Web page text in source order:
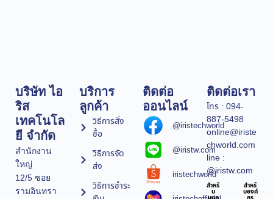
บริษัท ไอ
ริส
เทคโนโล
ยี จำกัด
สำนักงาน
ใหญ่
12/5 ซอย
รามอินทรา
บริการ
ลูกค้า
วิธีการสั่ง
ซื้อ
วิธีการจัด
ส่ง
วิธีการชำระ
ติดต่อ
ออนไลน์
@iristechworld
@iristw.com
iristechworld
ติดต่อเรา
โทร : 094-
887-5498
online@iriste
chworld.com
line :
@iristw.com
สำหรั
บ
สำหรั
บองค์